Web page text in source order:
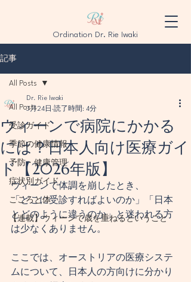
Ordination Dr. Rie Iwaki
記事
All Posts
受診ガイド
季節の健康情報
予防・健康管理
症状別ガイド
こころと体
【連載】ウィーンで歳を重ねるということ
All Posts
ウィーンで病院にかかる
には？日本人向け医療ガイ
ド【2026年版】
Dr. Rie Iwaki
3月24日 読了時間: 4分
ウィーンで体調を崩したとき、
「どこに受診すればよいのか」「日本
とどのように違うのか」と迷われる方
は少なくありません。
ここでは、オーストリアの医療システ
ムについて、日本人の方向けに分かり